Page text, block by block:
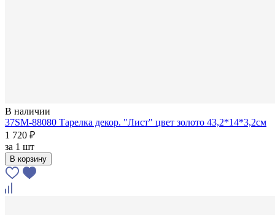
В наличии
37SM-88080 Тарелка декор. "Лист" цвет золото 43,2*14*3,2см
1 720 ₽
за 1 шт
В корзину